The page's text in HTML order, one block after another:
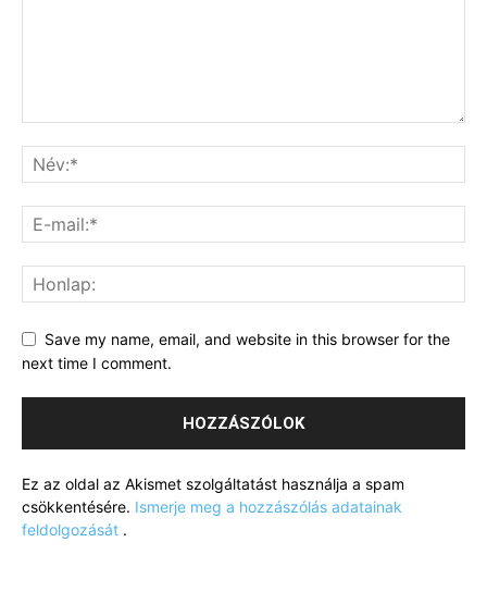
Save my name, email, and website in this browser for the
next time I comment.
Ez az oldal az Akismet szolgáltatást használja a spam
csökkentésére. Ismerje meg a hozzászólás adatainak
feldolgozását .